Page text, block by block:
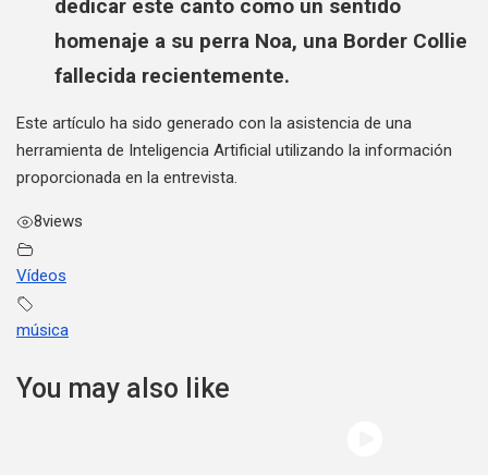
dedicar este canto como un sentido
homenaje a su perra Noa, una Border Collie
fallecida recientemente.
Este artículo ha sido generado con la asistencia de una
herramienta de Inteligencia Artificial utilizando la información
proporcionada en la entrevista.
8views
Vídeos
música
You may also like